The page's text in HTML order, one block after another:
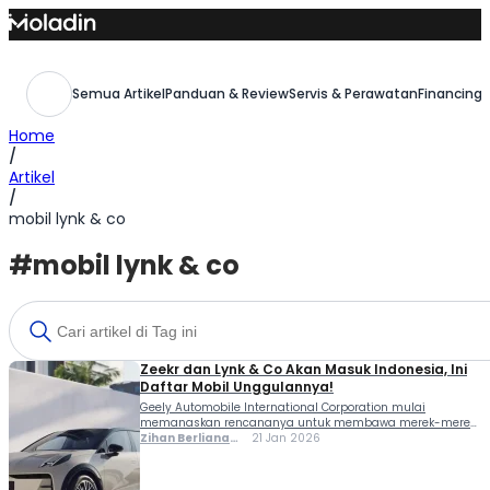
Skip
to
Semua ArtikelPanduan & ReviewServis & Perawatan
Home
/
Artikel
/
mobil lynk & co
#mobil lynk & co
Zeekr dan Lynk & Co Akan Masuk Indonesia, Ini
Daftar Mobil Unggulannya!
Geely Automobile International Corporation mulai
memanaskan rencananya untuk membawa merek-merek
premiumnya ke Indonesia. Setelah kembali lewat Geely
Zihan Berliana
21 Jan 2026